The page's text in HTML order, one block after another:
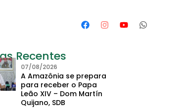
Recentes
07/08/2026
A Amazônia se prepara
para receber o Papa
Leão XIV – Dom Martín
Quijano, SDB